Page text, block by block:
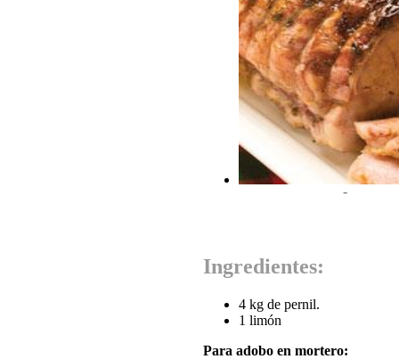
-
Ingredientes:
4 kg de pernil.
1 limón
Para adobo en mortero: